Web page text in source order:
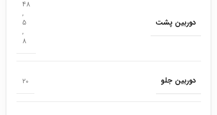
دوربین پشت
48
,
5
,
8
دوربین جلو 20